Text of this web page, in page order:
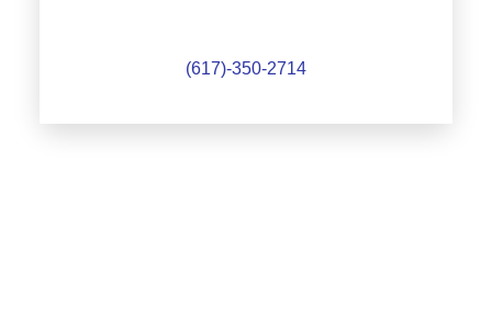
(617)-350-2714